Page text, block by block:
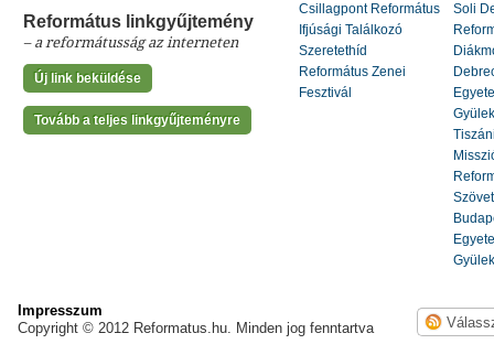
Református linkgyűjtemény
– a reformátusság az interneten
Új link beküldése
Tovább a teljes linkgyűjteményre
Csillagpont Református
Ifjúsági Találkozó
Szeretethíd
Református Zenei
Fesztivál
Soli
Impresszum
Copyright © 2012 Reformatus.hu. Minden jog fenntartva